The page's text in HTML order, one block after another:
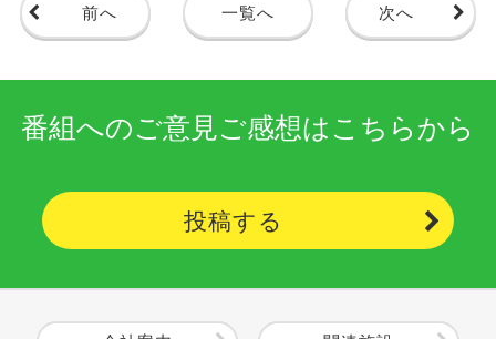
前へ 一覧へ 次へ
番組へのご意見ご感想はこちらから
投稿する